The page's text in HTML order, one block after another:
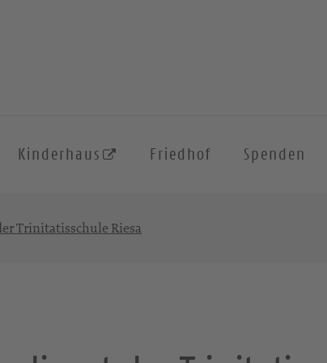
Kinderhaus Friedhof Spenden
Trinitatisschule Riesa